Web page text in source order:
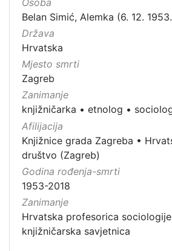
Belan Simić, Alemka (6. 12.
Država
Hrvatska
Mjesto smrti
Zagreb
Zanimanje
knjižničarka • etnolog •
Afilijacija
Knjižnice grada Zagreba •
društvo (Zagreb)
Godina rođenja-smrti
1953-2018
Zanimanje
Hrvatska profesorica
knjižničarska savjetnica